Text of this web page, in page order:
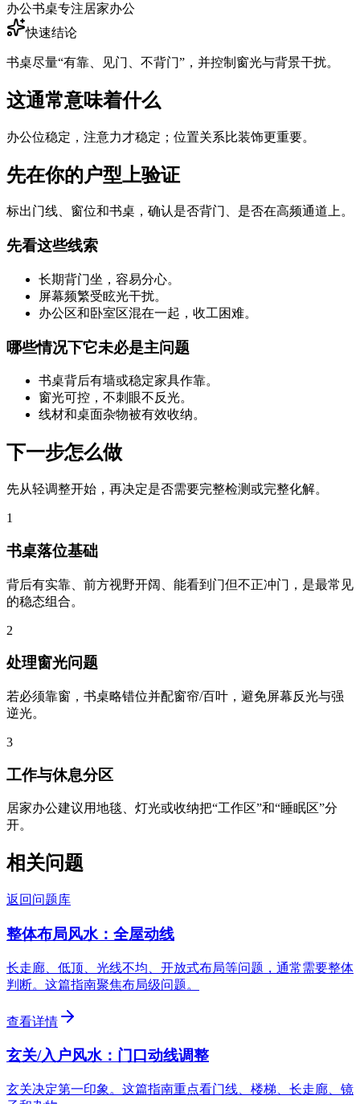
办公书桌专注居家办公
快速结论
书桌尽量“有靠、见门、不背门”，并控制窗光与背景干扰。
这通常意味着什么
办公位稳定，注意力才稳定；位置关系比装饰更重要。
先在你的户型上验证
标出门线、窗位和书桌，确认是否背门、是否在高频通道上。
先看这些线索
长期背门坐，容易分心。
屏幕频繁受眩光干扰。
办公区和卧室区混在一起，收工困难。
哪些情况下它未必是主问题
书桌背后有墙或稳定家具作靠。
窗光可控，不刺眼不反光。
线材和桌面杂物被有效收纳。
下一步怎么做
先从轻调整开始，再决定是否需要完整检测或完整化解。
1
书桌落位基础
背后有实靠、前方视野开阔、能看到门但不正冲门，是最常见
的稳态组合。
2
处理窗光问题
若必须靠窗，书桌略错位并配窗帘/百叶，避免屏幕反光与强
逆光。
3
工作与休息分区
居家办公建议用地毯、灯光或收纳把“工作区”和“睡眠区”分
开。
相关问题
返回问题库
整体布局风水：全屋动线
长走廊、低顶、光线不均、开放式布局等问题，通常需要整体
判断。这篇指南聚焦布局级问题。
查看详情
玄关/入户风水：门口动线调整
玄关决定第一印象。这篇指南重点看门线、楼梯、长走廊、镜